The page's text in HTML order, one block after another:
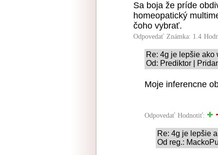
Sa boja že príde
homeopatický
čoho vybrať.
Odpovedať Známka: 1.4
Re: 4g je lepšie ako
Od: Prediktor |
Moje inferencne
Odpovedať Hodnotiť:
Re: 4g je lepšie
Od reg.: